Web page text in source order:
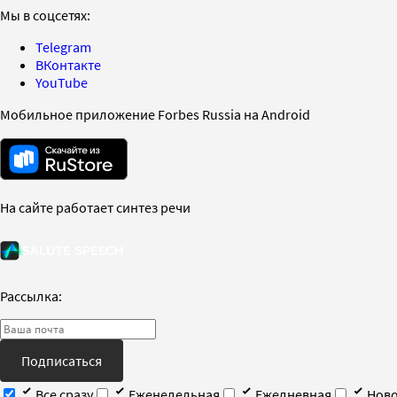
Мы в соцсетях:
Telegram
ВКонтакте
YouTube
Мобильное приложение Forbes Russia на Android
На сайте работает синтез речи
Рассылка:
Подписаться